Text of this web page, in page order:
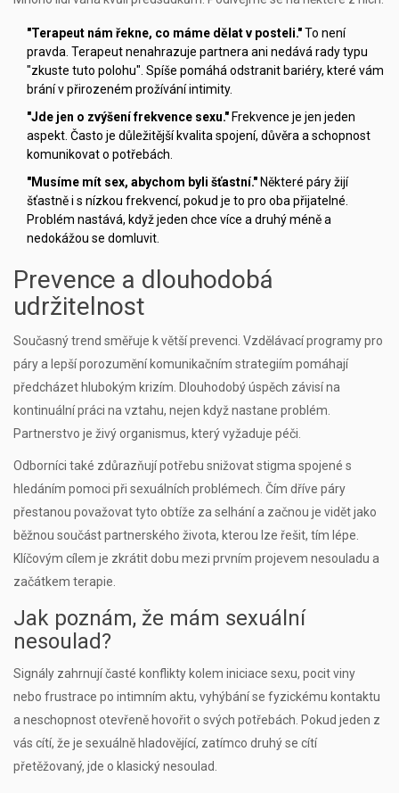
"Terapeut nám řekne, co máme dělat v posteli."To není
pravda. Terapeut nenahrazuje partnera ani nedává rady typu
"zkuste tuto polohu". Spíše pomáhá odstranit bariéry, které vám
brání v přirozeném prožívání intimity.
"Jde jen o zvýšení frekvence sexu." Frekvence je jen jeden
aspekt. Často je důležitější kvalita spojení, důvěra a schopnost
komunikovat o potřebách.
"Musíme mít sex, abychom byli šťastní." Některé páry žijí
šťastně i s nízkou frekvencí, pokud je to pro oba přijatelné.
Problém nastává, když jeden chce více a druhý méně a
nedokážou se domluvit.
Prevence a dlouhodobá
udržitelnost
Současný trend směřuje k větší prevenci. Vzdělávací programy pro
páry a lepší porozumění komunikačním strategiím pomáhají
předcházet hlubokým krizím. Dlouhodobý úspěch závisí na
kontinuální práci na vztahu, nejen když nastane problém.
Partnerstvo je živý organismus, který vyžaduje péči.
Odborníci také zdůrazňují potřebu snižovat stigma spojené s
hledáním pomoci při sexuálních problémech. Čím dříve páry
přestanou považovat tyto obtíže za selhání a začnou je vidět jako
běžnou součást partnerského života, kterou lze řešit, tím lépe.
Klíčovým cílem je zkrátit dobu mezi prvním projevem nesouladu a
začátkem terapie.
Jak poznám, že mám sexuální
nesoulad?
Signály zahrnují časté konflikty kolem iniciace sexu, pocit viny
nebo frustrace po intimním aktu, vyhýbání se fyzickému kontaktu
a neschopnost otevřeně hovořit o svých potřebách. Pokud jeden z
vás cítí, že je sexuálně hladovějící, zatímco druhý se cítí
přetěžovaný, jde o klasický nesoulad.